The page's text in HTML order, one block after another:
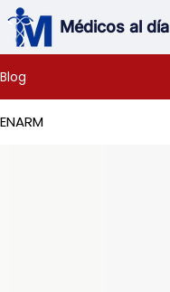
Médicos al día
Blog
ENARM